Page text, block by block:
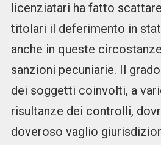
licenziatari ha fatto
titolari il deferimento in
anche in queste
sanzioni pecuniarie. Il
dei soggetti coinvolti, a
risultanze dei controlli,
doveroso vaglio